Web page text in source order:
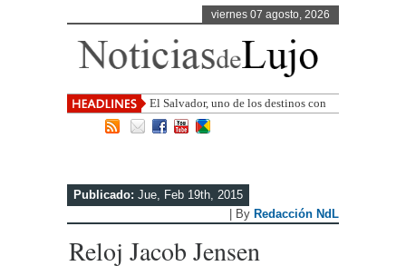
viernes 07 agosto, 2026
El Salvador, uno de los destinos con
mayor proyección de Cen
Publicado: Jue, Feb 19th, 2015
| By Redacción NdL
Reloj Jacob Jensen